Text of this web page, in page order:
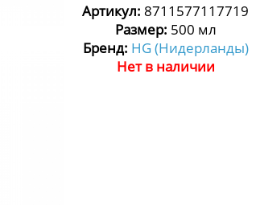
Артикул: 8711577117719
Размер: 500 мл
Бренд: HG (Нидерланды)
Нет в наличии